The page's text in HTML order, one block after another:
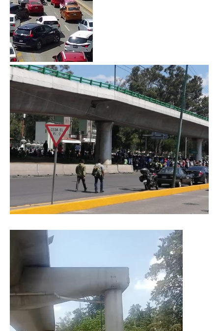
Reproductor